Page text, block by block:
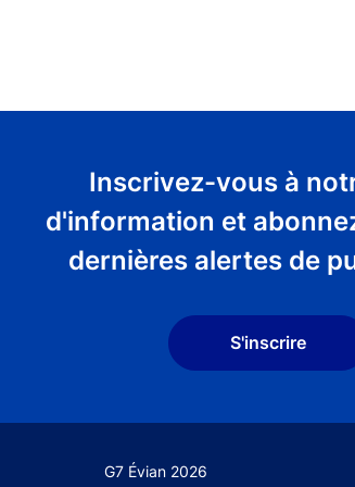
Inscrivez-vous à
d'information et
dernières alertes de
S'inscrire
G7 Évian 2026